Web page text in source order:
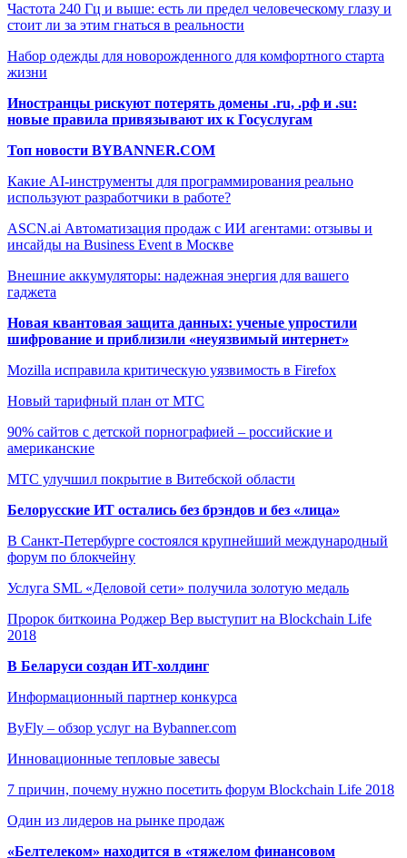
Частота 240 Гц и выше: есть ли предел человеческому глазу и
стоит ли за этим гнаться в реальности
Набор одежды для новорожденного для комфортного старта
жизни
Иностранцы рискуют потерять домены .ru, .рф и .su:
новые правила привязывают их к Госуслугам
Топ новости BYBANNER.COM
Какие AI-инструменты для программирования реально
используют разработчики в работе?
ASCN.ai Автоматизация продаж с ИИ агентами: отзывы и
инсайды на Business Event в Москве
Внешние аккумуляторы: надежная энергия для вашего
гаджета
Новая квантовая защита данных: ученые упростили
шифрование и приблизили «неуязвимый интернет»
Mozilla исправила критическую уязвимость в Firefox
Новый тарифный план от МТС
90% сайтов с детской порнографией – российские и
американские
МТС улучшил покрытие в Витебской области
Белорусские ИТ остались без брэндов и без «лица»
В Санкт-Петербурге состоялся крупнейший международный
форум по блокчейну
Услуга SML «Деловой сети» получила золотую медаль
Пророк биткоина Роджер Вер выступит на Blockchain Life
2018
В Беларуси создан ИТ-холдинг
Информационный партнер конкурса
ByFly – обзор услуг на Bybanner.com
Инновационные тепловые завесы
7 причин, почему нужно посетить форум Blockchain Life 2018
Один из лидеров на рынке продаж
«Белтелеком» находится в «тяжелом финансовом